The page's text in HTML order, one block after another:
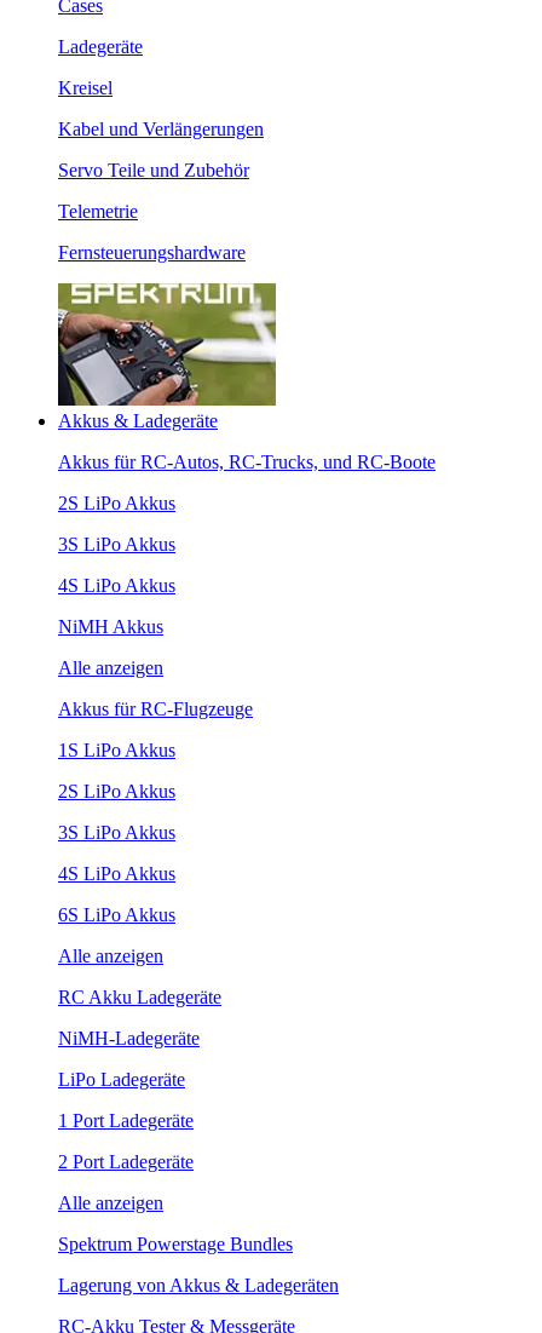
Cases
Ladegeräte
Kreisel
Kabel und Verlängerungen
Servo Teile und Zubehör
Telemetrie
Fernsteuerungshardware
Akkus & Ladegeräte
Akkus für RC-Autos, RC-Trucks, und RC-Boote
2S LiPo Akkus
3S LiPo Akkus
4S LiPo Akkus
NiMH Akkus
Alle anzeigen
Akkus für RC-Flugzeuge
1S LiPo Akkus
2S LiPo Akkus
3S LiPo Akkus
4S LiPo Akkus
6S LiPo Akkus
Alle anzeigen
RC Akku Ladegeräte
NiMH-Ladegeräte
LiPo Ladegeräte
1 Port Ladegeräte
2 Port Ladegeräte
Alle anzeigen
Spektrum Powerstage Bundles
Lagerung von Akkus & Ladegeräten
RC-Akku Tester & Messgeräte